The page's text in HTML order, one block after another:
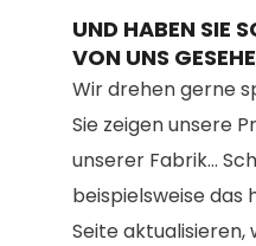
UND HABEN SIE
VON UNS
Wir drehen gerne
Sie zeigen unsere
unserer Fabrik...
beispielsweise das
Seite aktualisieren,